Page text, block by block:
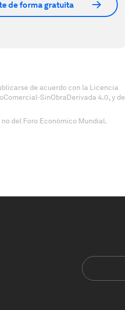
de forma gratuita
de acuerdo con la Licencia
SinObraDerivada 4.0, y de
del Foro Económico Mundial.